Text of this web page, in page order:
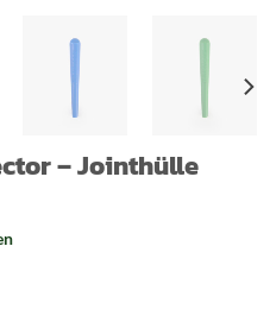
– Jointhülle